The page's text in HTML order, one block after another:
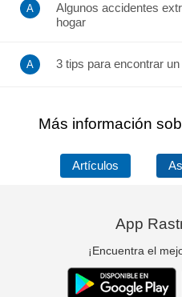
Algunos accidentes
hogar
3 tips para encontrar
Más información
Artículos
App
¡Encuentra el